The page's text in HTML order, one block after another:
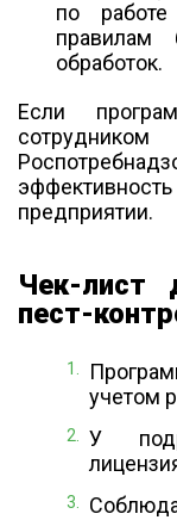
по
правилам
обработок.
Если
предприятии.
Чек-лист
пест-
учетом
У